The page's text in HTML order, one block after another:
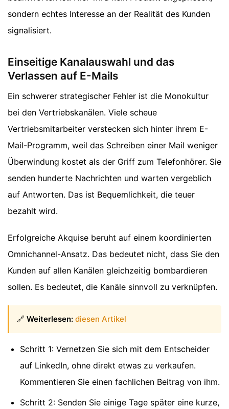
sondern echtes Interesse an der Realität des Kunden
signalisiert.
Einseitige Kanalauswahl und das
Verlassen auf E-Mails
Ein schwerer strategischer Fehler ist die Monokultur
bei den Vertriebskanälen. Viele scheue
Vertriebsmitarbeiter verstecken sich hinter ihrem E-
Mail-Programm, weil das Schreiben einer Mail weniger
Überwindung kostet als der Griff zum Telefonhörer. Sie
senden hunderte Nachrichten und warten vergeblich
auf Antworten. Das ist Bequemlichkeit, die teuer
bezahlt wird.
Erfolgreiche Akquise beruht auf einem koordinierten
Omnichannel-Ansatz. Das bedeutet nicht, dass Sie den
Kunden auf allen Kanälen gleichzeitig bombardieren
sollen. Es bedeutet, die Kanäle sinnvoll zu verknüpfen.
🔗 Weiterlesen: diesen Artikel
Schritt 1: Vernetzen Sie sich mit dem Entscheider
auf LinkedIn, ohne direkt etwas zu verkaufen.
Kommentieren Sie einen fachlichen Beitrag von ihm.
Schritt 2: Senden Sie einige Tage später eine kurze,